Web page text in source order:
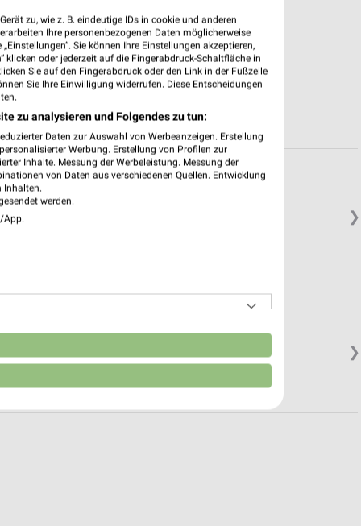
❯
❯
zu, wie z. B. eindeutige IDs in cookie und anderen
Ihre personenbezogenen Daten möglicherweise
Sie können Ihre Einstellungen akzeptieren,
klicken oder jederzeit auf die Fingerabdruck-Schaltfläche in
Sie auf den Fingerabdruck oder den Link in der Fußzeile
Sie Ihre Einwilligung widerrufen. Diese Entscheidungen
zu analysieren und Folgendes zu tun:
Daten zur Auswahl von Werbeanzeigen. Erstellung
Werbung. Erstellung von Profilen zur
Inhalte. Messung der Werbeleistung. Messung der
von Daten aus verschiedenen Quellen. Entwicklung
Inhalten.
werden.
App.